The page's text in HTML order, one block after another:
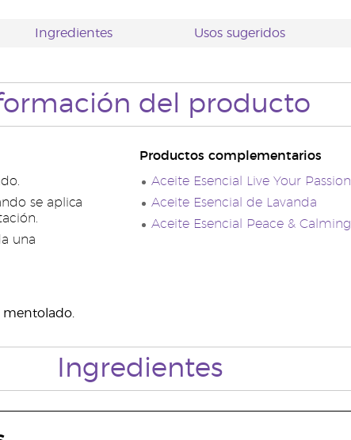
Ingredientes Usos sugeridos
del producto
se aplica
una
mentolado.
Productos complementarios
Aceite Esencial Live Your Passion
Aceite Esencial de Lavanda
Aceite Esencial Peace & Calming
Ingredientes